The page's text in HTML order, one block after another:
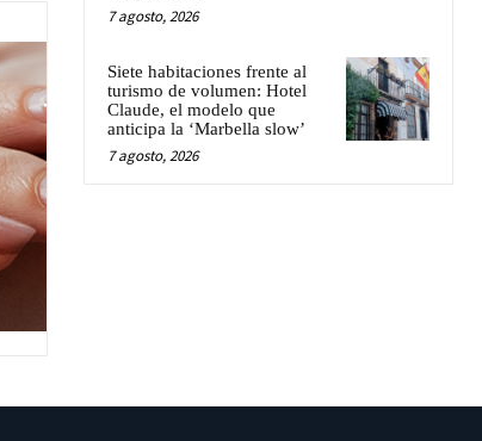
7 agosto, 2026
Siete habitaciones frente al
turismo de volumen: Hotel
Claude, el modelo que
anticipa la ‘Marbella slow’
7 agosto, 2026